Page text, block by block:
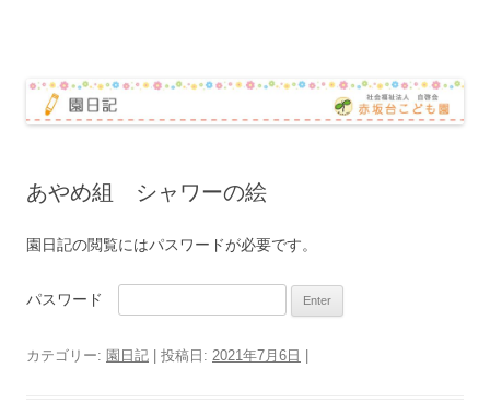
テ
ツ
ッ
プ
あやめ組 シャワーの絵
園日記の閲覧にはパスワードが必要です。
パスワード
カテゴリー: 園日記 | 投稿日: 2021年7月6日 |